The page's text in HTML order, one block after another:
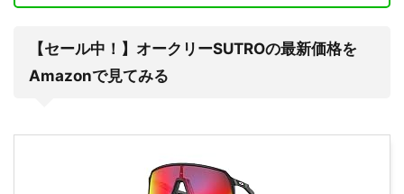
【セール中！】オークリーSUTROの最新価格を
Amazonで見てみる